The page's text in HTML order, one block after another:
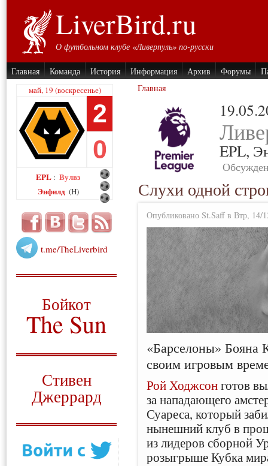
LiverBird.ru
О футбольном клубе «Ливерпуль» по-русски
Главная Команда История Информация Архив Форумы
май, 19 (воскресенье)
2
0
EPL : Вулвз
Энфилд (H)
t.me/TheLiverbird
Бойкот
The Sun
Стивен
Джеррард
Главная
EPL,
Слухи одной
Опубликовано St.Saff в Втр, 14/
«Барселоны» Бояна
своим игровым
Рой Ходжсонготов
за нападающего
Суареса, который
нынешний клуб в
из лидеров сборной
розыгрыше Кубка